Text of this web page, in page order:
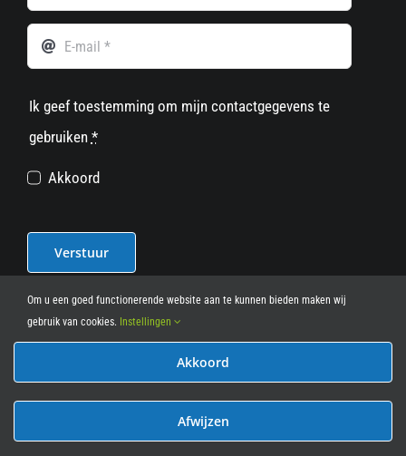
Ik geef toestemming om mijn contactgegevens te
gebruiken *
Akkoord
Verstuur
© 2012 - 2026• Leasy Bike • All Rights Reserved • powered
Om u een goed functionerende website aan te kunnen bieden maken wij
gebruik van cookies. Instellingen
Akkoord
Afwijzen